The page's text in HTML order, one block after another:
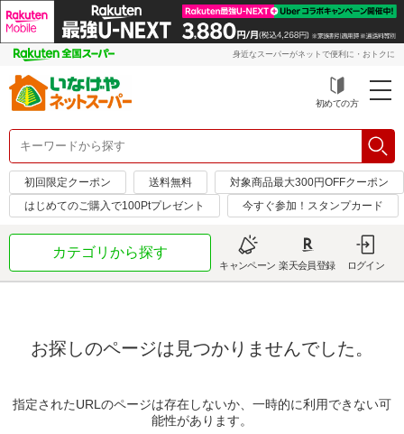
身近なスーパーがネットで便利に・おトクに
初めての方
初回限定クーポン 送料無料
対象商品最大300円OFFクーポン
はじめてのご購入で100Ptプレゼント
今すぐ参加！スタンプカード
カテゴリから探す
キャンペーン 楽天会員登録 ログイン
お探しのページは見つかりませんでした。
指定されたURLのページは存在しないか、一時的に利用できない可
能性があります。